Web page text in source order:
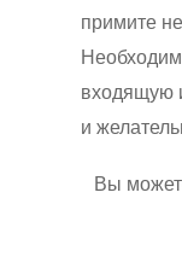
примите
входящую
и
Вы